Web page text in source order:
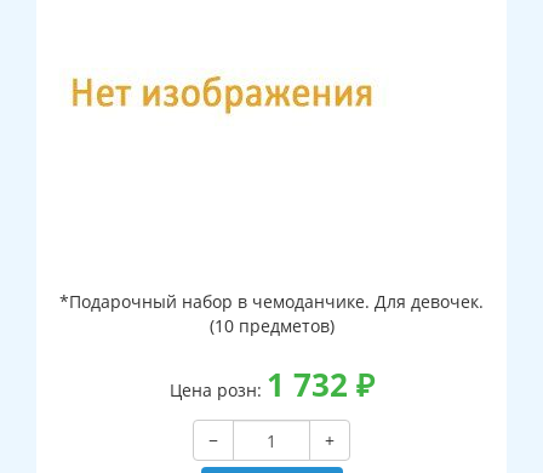
*Подарочный набор в чемоданчике. Для девочек.
(10 предметов)
Цена розн: 1 732 ₽
−
+